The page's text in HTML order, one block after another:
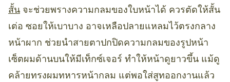
สั้น จะช่วยพรางความกลมของใบหน้าได้ ควรตัดให้สั้น
เต่อ ซอยให้เบาบาง อาจเหลือปลายแหลมไว้ตรงกลาง
หน้าผาก ช่วยนำสายตาปกปิดความกลมของรูปหน้า
เซ็ตผมด้านบนให้มีเท็กซ์เจอร์ ทำให้หน้าดูยาวขึ้น แม้ดู
คล้ายทรงผมทหารหน้ากลม แต่พอใส่สูทออกงานแล้ว